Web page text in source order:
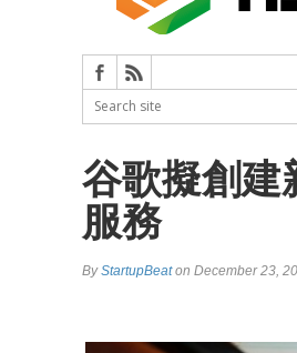
谷歌擬創建
服務
ByStartupBeaton December 23,